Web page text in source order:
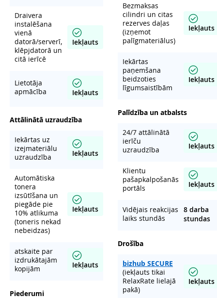
Draivera
instalēšana
vienā
datorā/serverī,
klēpjdatorā un
citā ierīcē
Iekļauts
Lietotāja
apmācība
Iekļauts
Attālinātā uzraudzība
Iekārtas uz
izejmateriālu
uzraudzība
Iekļauts
Automātiska
tonera
izsūtīšana un
piegāde pie
10% atlikuma
(toneris nekad
nebeidzas)
Iekļauts
atskaite par
izdrukātajām
kopijām
Iekļauts
Piederumi
Bezmaksas
cilindri un citas
rezerves daļas
(izņemot
palīgmateriālus)
Iekļauts
Iekārtas
paņemšana
beidzoties
līgumsaistībām
Iekļauts
Palīdzība un atbalsts
24/7 attālinātā
ierīču
uzraudzība
Iekļauts
Klientu
pašapkalpošanās
portāls
Iekļauts
Vidējais reakcijas
laiks stundās
8 darba
stundas
Drošība
bizhub SECURE
(iekļauts tikai
RelaxRate lielajā
pakā)
Iekļauts